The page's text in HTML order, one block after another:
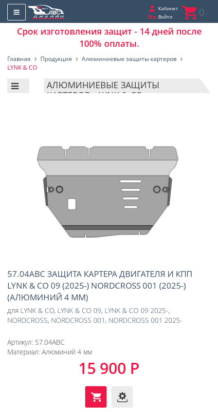
Кабинет
Войти
0
Срок изготовления защит - 14 дней после
100% оплаты.
Главная Продукция
Алюминиевые защиты картеров
LYNK & CO
АЛЮМИНИЕВЫЕ ЗАЩИТЫ
КАРТЕРОВ - LYNK & CO
57.04ABC ЗАЩИТА КАРТЕРА ДВИГАТЕЛЯ И КПП
LYNK & CO 09 (2025-) NORDCROSS 001 (2025-)
(АЛЮМИНИЙ 4 ММ)
для LYNK & CO, LYNK & CO 09, LYNK & CO 09 2025-,
NORDCROSS, NORDCROSS 001 , NORDCROSS 001 2025-
Артикул: 57.04ABC
Материал: Алюминий 4 мм
15 900 Р